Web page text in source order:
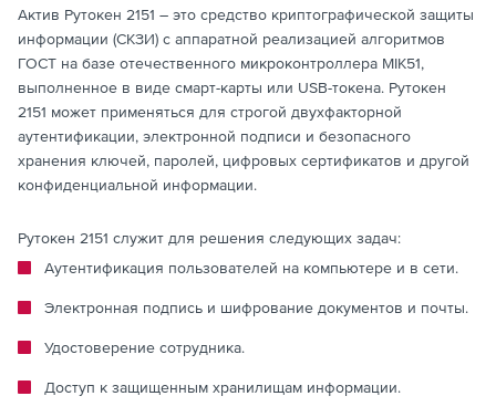
Актив Рутокен 2151 – это средство криптографической защиты
информации (СКЗИ) с аппаратной реализацией алгоритмов
ГОСТ на базе отечественного микроконтроллера MIK51,
выполненное в виде смарт-карты или USB-токена. Рутокен
2151 может применяться для строгой двухфакторной
аутентификации, электронной подписи и безопасного
хранения ключей, паролей, цифровых сертификатов и другой
конфиденциальной информации.
Рутокен 2151 служит для решения следующих задач:
Аутентификация пользователей на компьютере и в сети.
Электронная подпись и шифрование документов и почты.
Удостоверение сотрудника.
Доступ к защищенным хранилищам информации.